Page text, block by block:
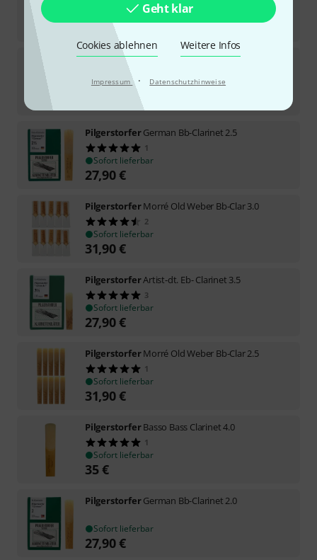
Geht klar
Cookies ablehnen Weitere Infos
Impressum · Datenschutzhinweise
Sofort lieferbar
35€
PilgerstorferClassic Bb-Clarinet 4.0
Sofort lieferbar
PilgerstorferGerman Bb-Clarinet 2.5
1
Sofort lieferbar
27,90€
PilgerstorferMorré Old Weber Bb-Clar 3.0
2
Sofort lieferbar
31,90€
PilgerstorferArtist-dt. Eb- Clarinet 3.5
3
Sofort lieferbar
27,90€
PilgerstorferMorré Old Weber Bb-Clar 2.5
1
Sofort lieferbar
31,90€
PilgerstorferBasso Bass Clarinet 4.0
1
Sofort lieferbar
35€
PilgerstorferGerman Bb-Clarinet 2.0
Sofort lieferbar
27,90€